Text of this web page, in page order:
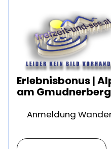
Erlebnisbonus |
am Gmudnerberg
Anmeldung